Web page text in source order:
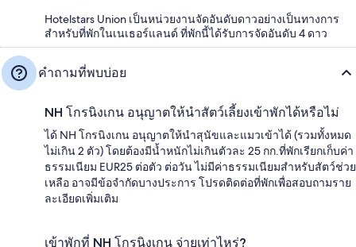
Hotelstars Union เป็นหน่วยงานจัดอันดับดาวอย่างเป็นทางการ
สำหรับที่พักในเนเธอร์แลนด์ ที่พักนี้ได้รับการจัดอันดับ 4 ดาว
คำถามที่พบบ่อย
NH โกรนิงเกน อนุญาตให้นำสัตว์เลี้ยงเข้าพักได้หรือไม่
ได้ NH โกรนิงเกน อนุญาตให้นำสุนัขและแมวเข้าได้ (รวมทั้งหมด
ไม่เกิน 2 ตัว) โดยต้องมีน้ำหนักไม่เกินตัวละ 25 กก.ที่พักเรียกเก็บค่า
ธรรมเนียม EUR25 ต่อตัว ต่อวัน ไม่มีค่าธรรมเนียมสำหรับสัตว์ช่วย
เหลือ อาจมีข้อจำกัดบางประการ โปรดติดต่อที่พักเพื่อสอบถามราย
ละเอียดเพิ่มเติม
เข้าพักที่ NH โกรนิงเกน จ่ายเท่าไหร่?